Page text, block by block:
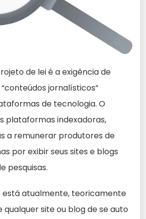
de lei é a exigência de
jornalísticos”
de tecnologia. O
plataformas indexadoras,
a remunerar produtores de
por exibir seus sites e blogs
pesquisas.
está atualmente, teoricamente
qualquer site ou blog de se auto